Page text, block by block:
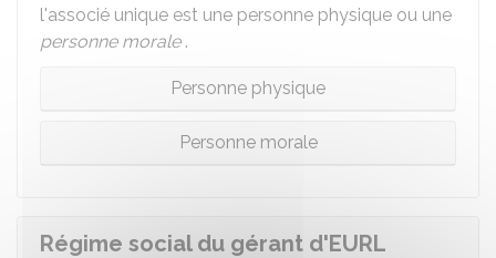
l'associé unique est une personne physique ou une
personne morale.
Personne physique
Personne morale
Régime social du gérant d'EURL